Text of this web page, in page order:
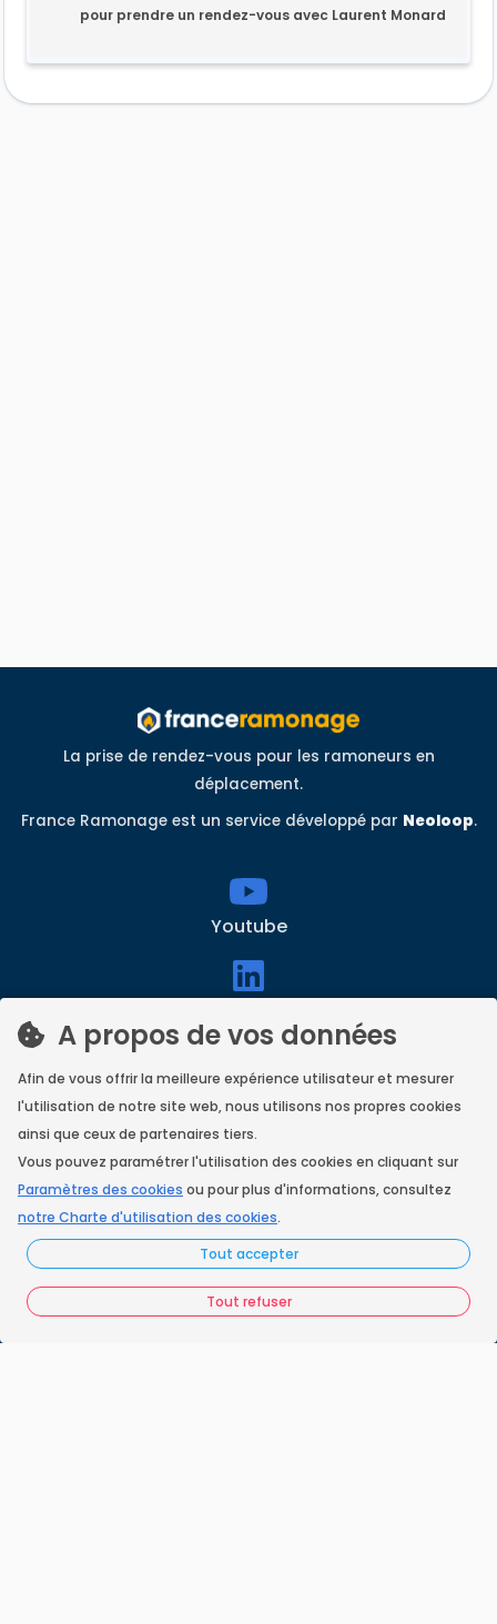
A propos de vos données
Afin de vous offrir la meilleure expérience utilisateur et mesurer
l'utilisation de notre site web, nous utilisons nos propres cookies
ainsi que ceux de partenaires tiers.
Vous pouvez paramétrer l'utilisation des cookies en cliquant sur
Paramètres des cookies ou pour plus d'informations, consultez
notre Charte d'utilisation des cookies.
Tout accepter
Tout refuser
pour prendre un rendez-vous avec Laurent Monard
La prise de rendez-vous pour les ramoneurs en
déplacement.
France Ramonage est un service développé par Neoloop.
Youtube
Facebook
Instagram
Accueil
Nos engagements